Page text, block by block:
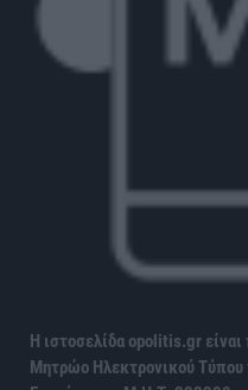
Η ιστοσελίδα opolitis.gr
Μητρώο Ηλεκτρονικού Τύπου